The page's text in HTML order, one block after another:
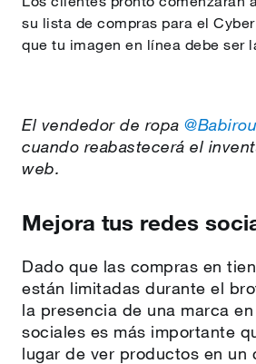
su lista de compras para el
que tu imagen en línea debe ser
El vendedor de ropa
cuando reabastecerá el
web.
Mejora tus redes
Dado que las compras en
están limitadas durante el
la presencia de una marca
sociales es más importante
lugar de ver productos en un